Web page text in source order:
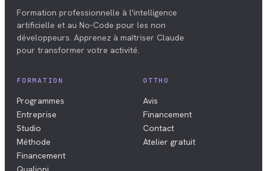
Formation professionnelle à l'intelligence
artificielle et au No-Code pour les non
développeurs. Apprenez à maîtriser Claude
pour transformer votre activité.
FORMATION
Programmes
Entreprise
Studio
Méthode
Financement
OTTHO
Avis
Financement
Contact
Atelier gratuit